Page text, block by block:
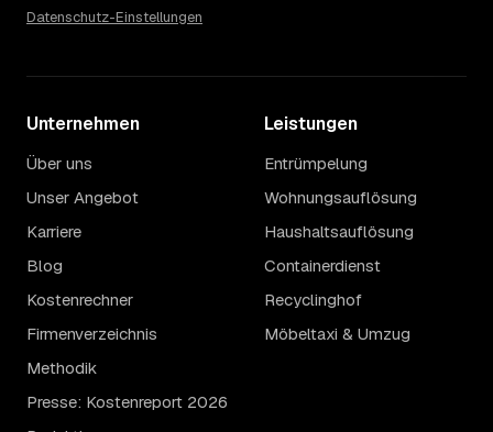
Datenschutz-Einstellungen
Unternehmen
Über uns
Unser Angebot
Karriere
Blog
Kostenrechner
Firmenverzeichnis
Methodik
Presse: Kostenreport 2026
Leistungen
Entrümpelung
Wohnungsauflösung
Haushaltsauflösung
Containerdienst
Recyclinghof
Möbeltaxi & Umzug